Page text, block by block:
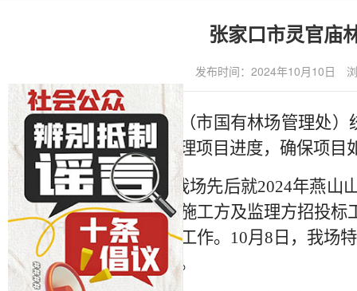
张家口市灵官庙
发布时间：2024年10月10日
根据市塞北林场（市国有林场管理处
燕山山地生态综合治理项目进度，确保项目
自9月中旬以来，我场先后就2024年燕山
目已完成作业设计、施工方及监理方招投
碑建设及整地、栽植工作。10月8日，我
保后续工作顺利进行。